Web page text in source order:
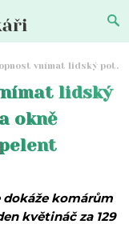
vnímat lidský pot.
lidský
okně
komárům
květináč za 129